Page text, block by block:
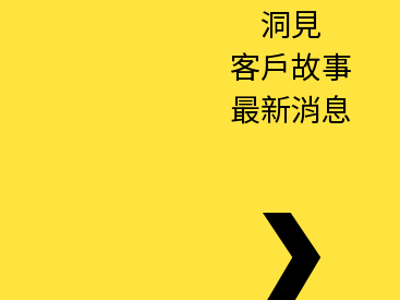
洞見
客戶故事
最新消息